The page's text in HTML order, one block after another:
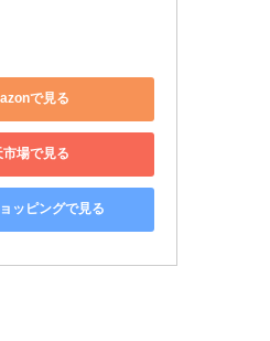
で見る
市場で見る
ッピングで見る